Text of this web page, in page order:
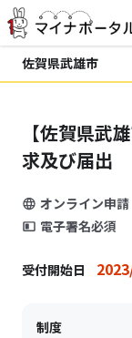
佐賀県武雄市
【佐賀県武
求及び届出
オンライン申請
電子署名必須
受付開始日
制度